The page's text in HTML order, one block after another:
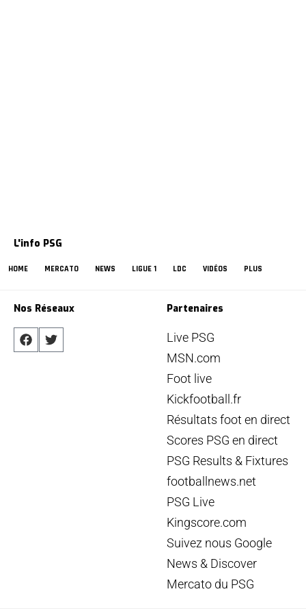
L'info PSG
HOME MERCATO NEWS LIGUE 1 LDC VIDÉOS PLUS
Nos Réseaux Partenaires
Live PSG
MSN.com
Foot live
Kickfootball.fr
Résultats foot en direct
Scores PSG en direct
PSG Results & Fixtures
footballnews.net
PSG Live
Kingscore.com
Suivez nous Google
News & Discover
Mercato du PSG